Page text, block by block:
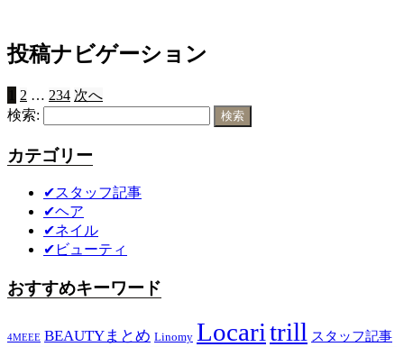
投稿ナビゲーション
2 … 234 次へ
検索:
カテゴリー
✔スタッフ記事
✔ヘア
✔ネイル
✔ビューティ
おすすめキーワード
4MEEE BEAUTYまとめ Linomy Locaritrill スタッフ記事